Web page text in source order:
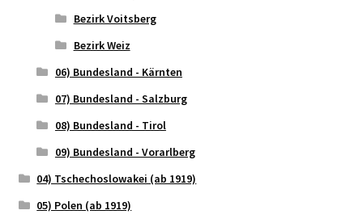
Bezirk Voitsberg
Bezirk Weiz
06) Bundesland - Kärnten
07) Bundesland - Salzburg
08) Bundesland - Tirol
09) Bundesland - Vorarlberg
04) Tschechoslowakei (ab 1919)
05) Polen (ab 1919)